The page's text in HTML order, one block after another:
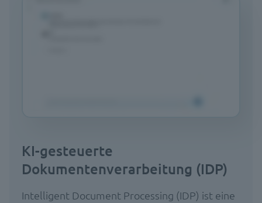
KI-gesteuerte
Dokumentenverarbeitung (IDP)
Intelligent Document Processing (IDP) ist eine